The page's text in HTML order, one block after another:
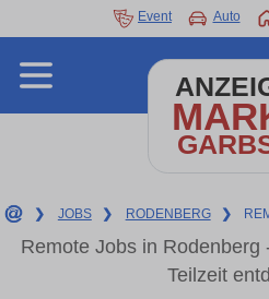
Event Auto
❯ JOBS ❯ RODENBERG ❯
Remote Jobs in Rodenberg
Teilzeit